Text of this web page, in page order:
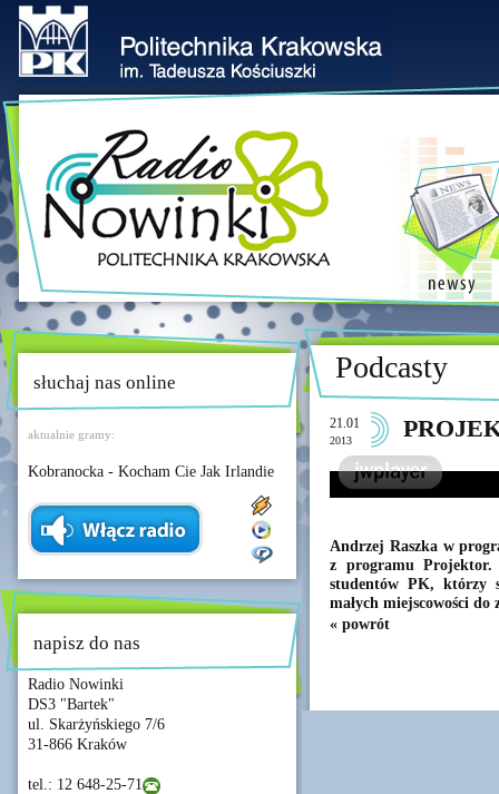
słuchaj nas online
aktualnie gramy:
Kobranocka - Kocham Cie Jak Irlandie
napisz do nas
Radio Nowinki
DS3 "Bartek"
ul. Skarżyńskiego 7/6
31-866 Kraków
tel.: 12 648-25-71
Podcasty
21.01
2013
Andrzej Raszka w
z programu Projektor.
studentów PK, którzy
małych miejscowości do
« powrót